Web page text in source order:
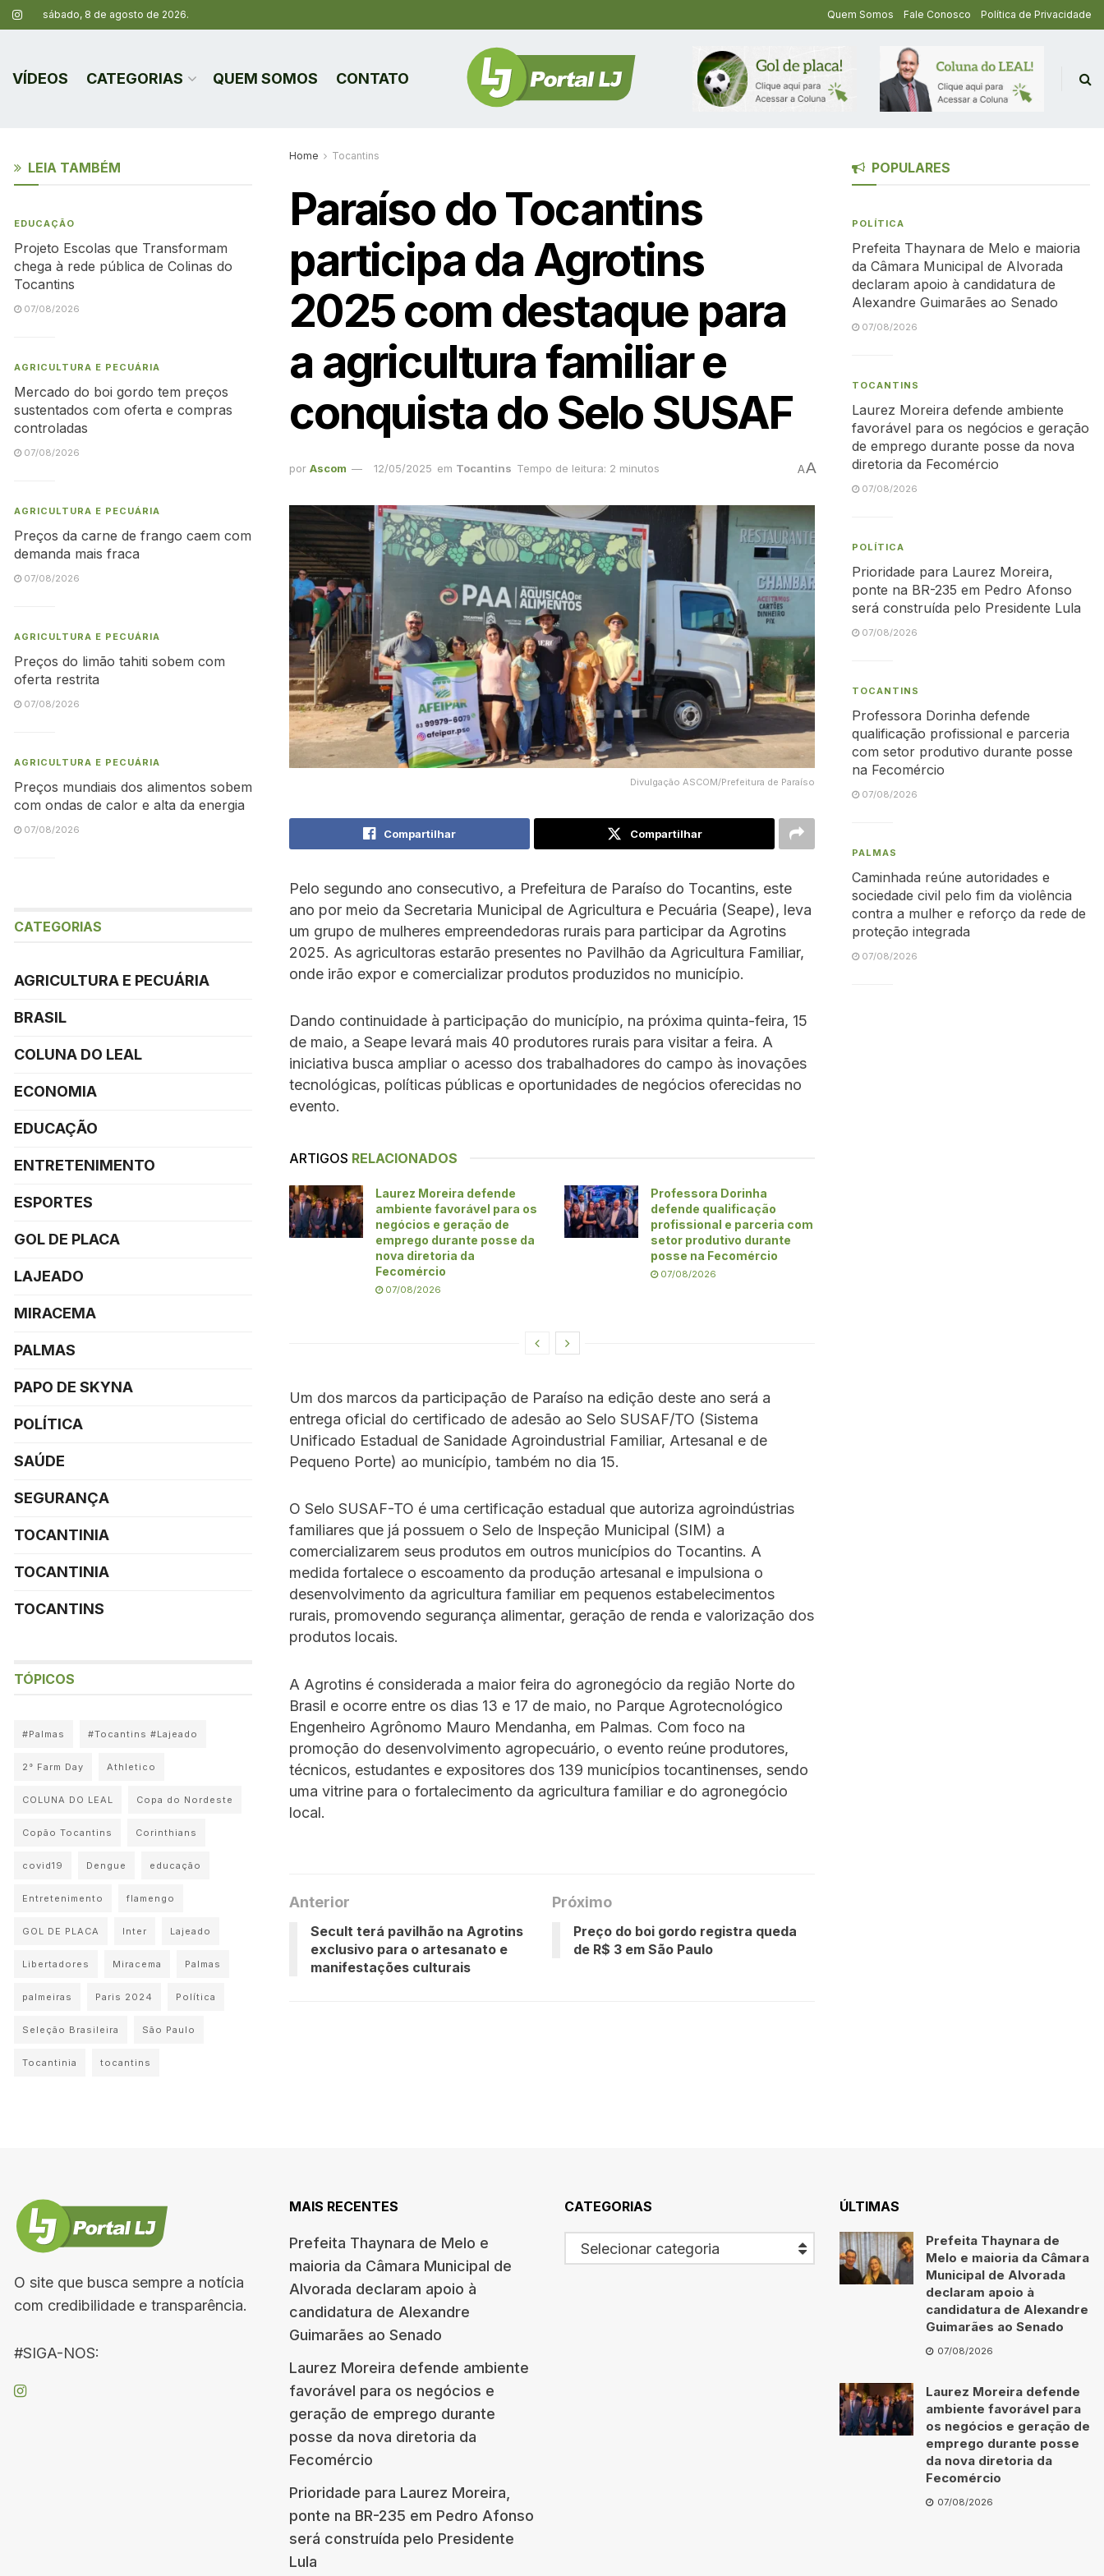
sábado, 8 de agosto de 2026. Quem Somos Fale Conosco Política de Privacidade
VÍDEOS CATEGORIAS QUEM SOMOS CONTATO
Home Tocantins
Paraíso do Tocantins
participa da Agrotins
2025 com destaque para
a agricultura familiar e
conquista do Selo SUSAF
por Ascom 12/05/2025 em Tocantins Tempo de leitura: 2 minutos AA
Divulgação ASCOM/Prefeitura de Paraíso
Compartilhar Compartilhar
Pelo segundo ano consecutivo, a Prefeitura de Paraíso do Tocantins, este
ano por meio da Secretaria Municipal de Agricultura e Pecuária (Seape), leva
um grupo de mulheres empreendedoras rurais para participar da Agrotins
2025. As agricultoras estarão presentes no Pavilhão da Agricultura Familiar,
onde irão expor e comercializar produtos produzidos no município.
Dando continuidade à participação do município, na próxima quinta-feira, 15
de maio, a Seape levará mais 40 produtores rurais para visitar a feira. A
iniciativa busca ampliar o acesso dos trabalhadores do campo às inovações
tecnológicas, políticas públicas e oportunidades de negócios oferecidas no
evento.
ARTIGOS RELACIONADOS
Laurez Moreira defende
ambiente favorável para os
negócios e geração de
emprego durante posse da
nova diretoria da
Fecomércio
07/08/2026
Professora Dorinha
defende qualificação
profissional e parceria com
setor produtivo durante
posse na Fecomércio
07/08/2026
Um dos marcos da participação de Paraíso na edição deste ano será a
entrega oficial do certificado de adesão ao Selo SUSAF/TO (Sistema
Unificado Estadual de Sanidade Agroindustrial Familiar, Artesanal e de
Pequeno Porte) ao município, também no dia 15.
O Selo SUSAF-TO é uma certificação estadual que autoriza agroindústrias
familiares que já possuem o Selo de Inspeção Municipal (SIM) a
comercializarem seus produtos em outros municípios do Tocantins. A
medida fortalece o escoamento da produção artesanal e impulsiona o
desenvolvimento da agricultura familiar em pequenos estabelecimentos
rurais, promovendo segurança alimentar, geração de renda e valorização dos
produtos locais.
A Agrotins é considerada a maior feira do agronegócio da região Norte do
Brasil e ocorre entre os dias 13 e 17 de maio, no Parque Agrotecnológico
Engenheiro Agrônomo Mauro Mendanha, em Palmas. Com foco na
promoção do desenvolvimento agropecuário, o evento reúne produtores,
técnicos, estudantes e expositores dos 139 municípios tocantinenses, sendo
uma vitrine para o fortalecimento da agricultura familiar e do agronegócio
local.
Anterior
Secult terá pavilhão na Agrotins
exclusivo para o artesanato e
manifestações culturais
Próximo
Preço do boi gordo registra queda
de R$ 3 em São Paulo
LEIA TAMBÉM
EDUCAÇÃO
Projeto Escolas que Transformam
chega à rede pública de Colinas do
Tocantins
07/08/2026
AGRICULTURA E PECUÁRIA
Mercado do boi gordo tem preços
sustentados com oferta e compras
controladas
07/08/2026
AGRICULTURA E PECUÁRIA
Preços da carne de frango caem com
demanda mais fraca
07/08/2026
AGRICULTURA E PECUÁRIA
Preços do limão tahiti sobem com
oferta restrita
07/08/2026
AGRICULTURA E PECUÁRIA
Preços mundiais dos alimentos sobem
com ondas de calor e alta da energia
07/08/2026
CATEGORIAS
AGRICULTURA E PECUÁRIA
BRASIL
COLUNA DO LEAL
ECONOMIA
EDUCAÇÃO
ENTRETENIMENTO
ESPORTES
GOL DE PLACA
LAJEADO
MIRACEMA
PALMAS
PAPO DE SKYNA
POLÍTICA
SAÚDE
SEGURANÇA
TOCANTINIA
TOCANTINIA
TOCANTINS
TÓPICOS
#Palmas #Tocantins #Lajeado
2° Farm Day Athletico
COLUNA DO LEAL Copa do Nordeste
Copão Tocantins Corinthians
covid19 Dengue educação
Entretenimento flamengo
GOL DE PLACA Inter Lajeado
Libertadores Miracema Palmas
palmeiras Paris 2024 Política
Seleção Brasileira São Paulo
Tocantinia tocantins
POPULARES
POLÍTICA
Prefeita Thaynara de Melo e maioria
da Câmara Municipal de Alvorada
declaram apoio à candidatura de
Alexandre Guimarães ao Senado
07/08/2026
TOCANTINS
Laurez Moreira defende ambiente
favorável para os negócios e geração
de emprego durante posse da nova
diretoria da Fecomércio
07/08/2026
POLÍTICA
Prioridade para Laurez Moreira,
ponte na BR-235 em Pedro Afonso
será construída pelo Presidente Lula
07/08/2026
TOCANTINS
Professora Dorinha defende
qualificação profissional e parceria
com setor produtivo durante posse
na Fecomércio
07/08/2026
PALMAS
Caminhada reúne autoridades e
sociedade civil pelo fim da violência
contra a mulher e reforço da rede de
proteção integrada
07/08/2026
O site que busca sempre a notícia
com credibilidade e transparência.
#SIGA-NOS:
MAIS RECENTES
Prefeita Thaynara de Melo e
maioria da Câmara Municipal de
Alvorada declaram apoio à
candidatura de Alexandre
Guimarães ao Senado
Laurez Moreira defende ambiente
favorável para os negócios e
geração de emprego durante
posse da nova diretoria da
Fecomércio
Prioridade para Laurez Moreira,
ponte na BR-235 em Pedro Afonso
será construída pelo Presidente
Lula
CATEGORIAS
Selecionar categoria
ÚLTIMAS
Prefeita Thaynara de
Melo e maioria da Câmara
Municipal de Alvorada
declaram apoio à
candidatura de Alexandre
Guimarães ao Senado
07/08/2026
Laurez Moreira defende
ambiente favorável para
os negócios e geração de
emprego durante posse
da nova diretoria da
Fecomércio
07/08/2026